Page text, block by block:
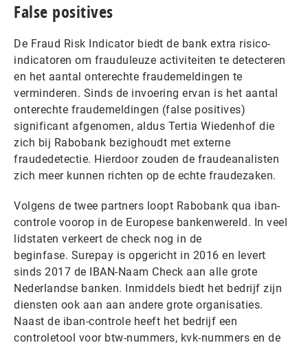
False positives
De Fraud Risk Indicator biedt de bank extra risico-
indicatoren om frauduleuze activiteiten te detecteren
en het aantal onterechte fraudemeldingen te
verminderen. Sinds de invoering ervan is het aantal
onterechte fraudemeldingen (false positives)
significant afgenomen, aldus Tertia Wiedenhof die
zich bij Rabobank bezighoudt met externe
fraudedetectie. Hierdoor zouden de fraudeanalisten
zich meer kunnen richten op de echte fraudezaken.
Volgens de twee partners loopt Rabobank qua iban-
controle voorop in de Europese bankenwereld. In veel
lidstaten verkeert de check nog in de
beginfase. Surepay is opgericht in 2016 en levert
sinds 2017 de IBAN-Naam Check aan alle grote
Nederlandse banken. Inmiddels biedt het bedrijf zijn
diensten ook aan aan andere grote organisaties.
Naast de iban-controle heeft het bedrijf een
controletool voor btw-nummers, kvk-nummers en de